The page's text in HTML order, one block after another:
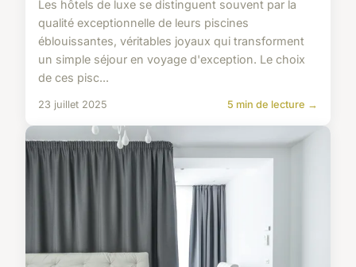
Les hôtels de luxe se distinguent souvent par la
qualité exceptionnelle de leurs piscines
éblouissantes, véritables joyaux qui transforment
un simple séjour en voyage d'exception. Le choix
de ces pisc...
23 juillet 2025 5 min de lecture →